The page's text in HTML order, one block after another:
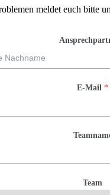
meldet euch bitte
E-Mail *
Team